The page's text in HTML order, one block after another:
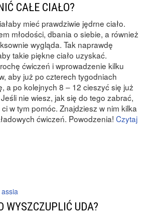
CAŁE CIAŁO?
mieć prawdziwie jędrne ciało.
młodości, dbania o siebie, a również
wygląda. Tak naprawdę
takie piękne ciało uzyskać.
ćwiczeń i wprowadzenie kilku
aby już po czterech tygodniach
a po kolejnych 8 – 12 cieszyć się już
nie wiesz, jak się do tego zabrać,
w tym pomóc. Znajdziesz w nim kilka
ćwiczeń. Powodzenia! Czytaj
WYSZCZUPLIĆ UDA?
assia